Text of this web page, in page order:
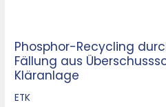
Phosphor-Recycling
Fällung aus
Kläranlage
ETK
Phosphor-
Recycling
durch
quantitative